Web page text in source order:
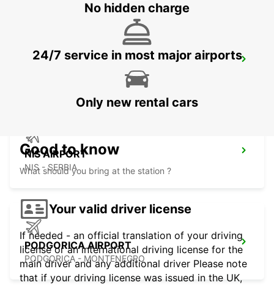
SKOPJE INTERNATIONAL AIRPORT
NIS AIRPORT
NIS - SERBIA
PODGORICA AIRPORT
PODGORICA - MONTENEGRO
No hidden charge
24/7 service in most major airports
Only new rental cars
Good to know
What should you bring at the station ?
Your valid driver license
If needed - an official translation of your driving
license or an international driving license for the
main driver and any additional driver Please note
that if your driving license was issued in the UK,